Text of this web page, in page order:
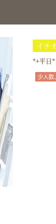
イチ
*+平日
少人数